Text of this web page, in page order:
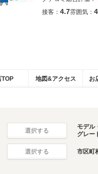
接客： 4.7雰囲気：
TOP 地図&アクセス お
選択する
モデル
グレー
選択する 市区町